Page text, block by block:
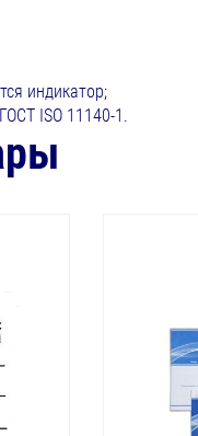
индикатор;
ISO 11140-1.